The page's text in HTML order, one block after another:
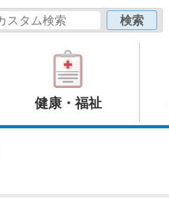
健康・福祉